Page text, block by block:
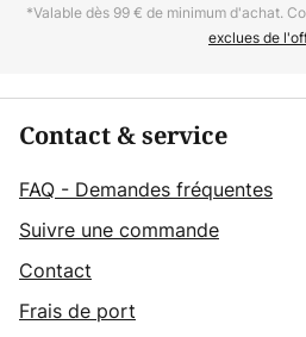
*Valable dès 99 € de minimum d'achat.
exclues de
Contact & service
FAQ - Demandes fréquentes
Suivre une commande
Contact
Frais de port